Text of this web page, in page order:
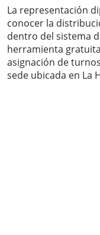
La representación
conocer la
dentro del sistema
herramienta
asignación de
sede ubicada en La